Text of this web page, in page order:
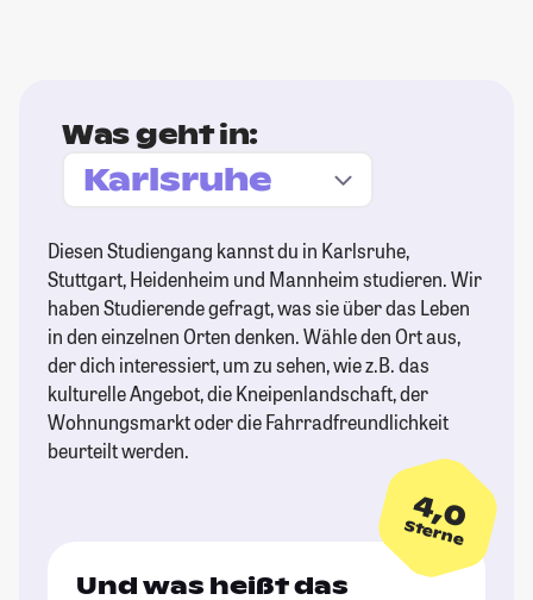
Was geht in:
Diesen Studiengang kannst du in Karlsruhe,
Stuttgart, Heidenheim und Mannheim studieren. Wir
haben Studierende gefragt, was sie über das Leben
in den einzelnen Orten denken. Wähle den Ort aus,
der dich interessiert, um zu sehen, wie z.B. das
kulturelle Angebot, die Kneipenlandschaft, der
Wohnungsmarkt oder die Fahrradfreundlichkeit
beurteilt werden.
4,0
Sterne
Und was heißt das